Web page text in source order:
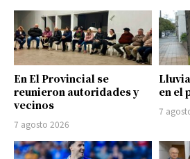
En El Provincial se
reunieron autoridades y
vecinos
7 agosto 2026
en el
7